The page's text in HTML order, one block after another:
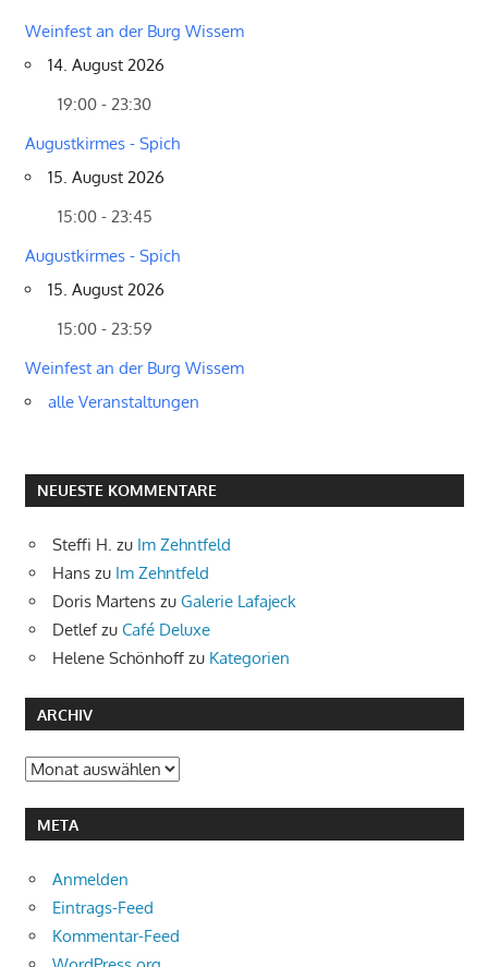
Weinfest an der Burg Wissem
14. August 2026
19:00 - 23:30
Augustkirmes - Spich
15. August 2026
15:00 - 23:45
Augustkirmes - Spich
15. August 2026
15:00 - 23:59
Weinfest an der Burg Wissem
alle Veranstaltungen
NEUESTE KOMMENTARE
Steffi H. zu Im Zehntfeld
Hans zu Im Zehntfeld
Doris Martens zu Galerie Lafajeck
Detlefzu Café Deluxe
Helene Schönhoff zu Kategorien
ARCHIV
Archiv
META
Anmelden
Eintrags-Feed
Kommentar-Feed